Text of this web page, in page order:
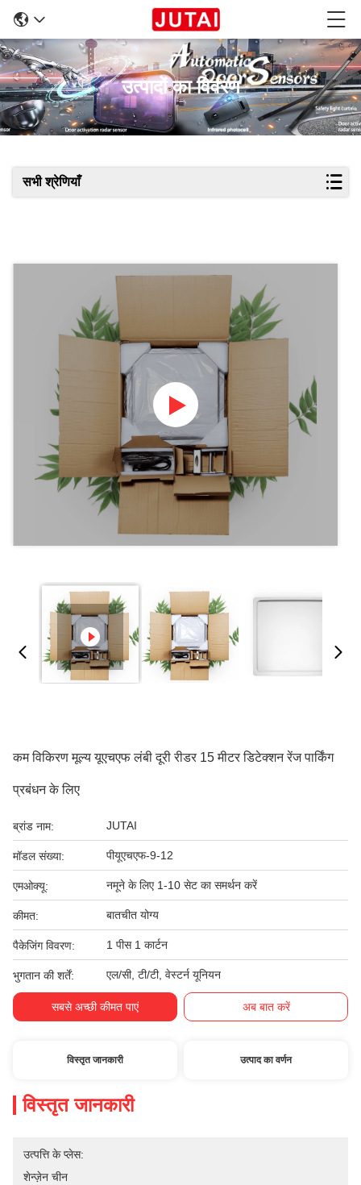
उत्पादों का विवरण
सभी श्रेणियाँ
कम विकिरण मूल्य यूएचएफ लंबी दूरी रीडर 15 मीटर डिटेक्शन रेंज पार्किंग
प्रबंधन के लिए
ब्रांड नाम: JUTAI
मॉडल संख्या: पीयूएचएफ-9-12
एमओक्यू: नमूने के लिए 1-10 सेट का समर्थन करें
कीमत: बातचीत योग्य
पैकेजिंग विवरण: 1 पीस 1 कार्टन
भुगतान की शर्तें: एल/सी, टी/टी, वेस्टर्न यूनियन
सबसे अच्छी कीमत पाएं अब बात करें
विस्तृत जानकारी उत्पाद का वर्णन
विस्तृत जानकारी
उत्पत्ति के प्लेस:
शेन्ज़ेन चीन